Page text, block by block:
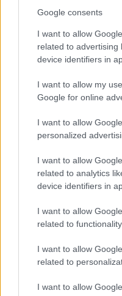
Google consents
I want to allow
related to advertising
device identifiers in
I want to allow my
Google for online
I want to allow
personalized
I want to allow
related to analytics
device identifiers in
I want to allow
related to
I want to allow
related to
I want to allow